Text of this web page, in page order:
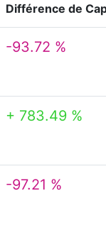
Différence de
-93.72 %
+ 783.49 %
-97.21 %